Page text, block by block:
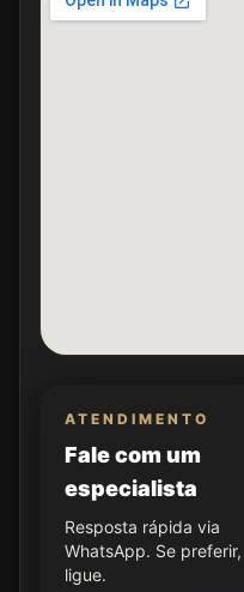
ATENDIMENTO
Fale com um
especialista
Resposta rápida via
WhatsApp. Se preferir,
ligue.